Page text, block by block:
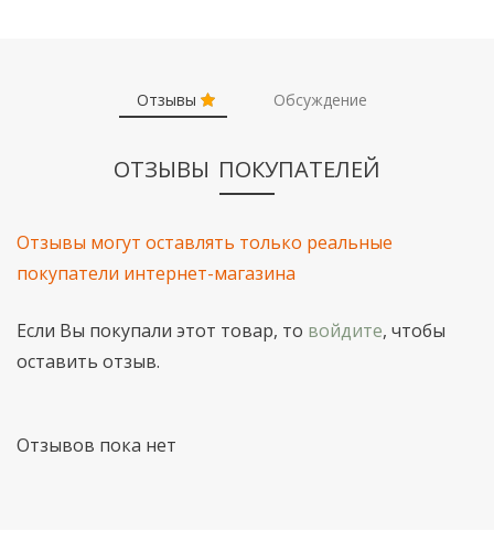
Отзывы Обсуждение
ОТЗЫВЫ ПОКУПАТЕЛЕЙ
Отзывы могут оставлять только реальные
покупатели интернет-магазина
Если Вы покупали этот товар, то войдите, чтобы
оставить отзыв.
Отзывов пока нет